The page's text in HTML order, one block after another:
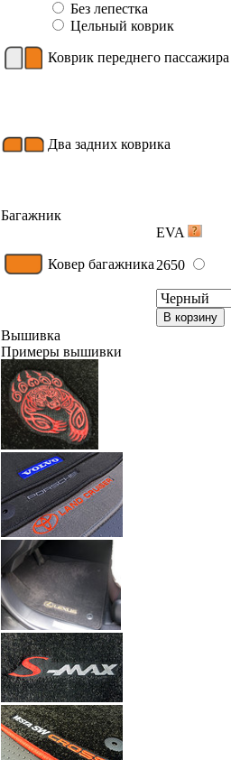
Без лепестка
Цельный коврик
Коврик переднего пассажира
Два задних коврика
Багажник
EVA
Ковер багажника 2650
В корзину
Вышивка
Примеры вышивки